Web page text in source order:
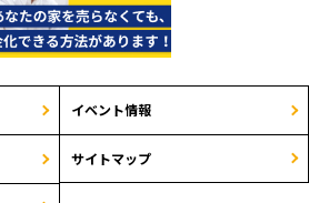
イベント情報
サイトマップ